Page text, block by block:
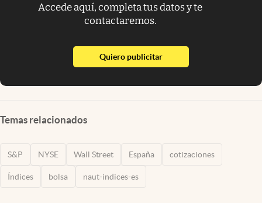
Accede aquí, completa tus datos y te
contactaremos.
Quiero publicitarabre en nueva pestaña
Temas relacionados
S&P NYSE Wall Street España cotizaciones
Índices bolsa naut-indices-es